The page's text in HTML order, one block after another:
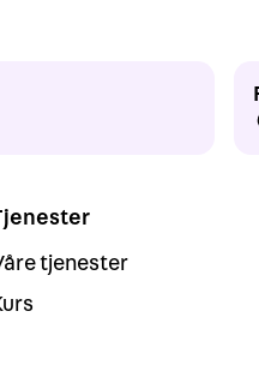
tjenester